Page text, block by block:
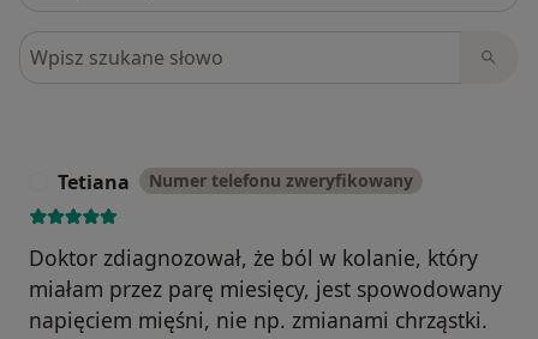
Szukaj w opiniach
Tetiana Numer telefonu zweryfikowany
Doktor zdiagnozował, że ból w kolanie, który
miałam przez parę miesięcy, jest spowodowany
napięciem mięśni, nie np. zmianami chrząstki.